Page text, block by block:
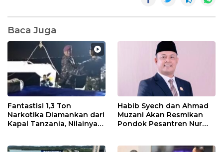
Baca Juga
Fantastis! 1,3 Ton
Narkotika Diamankan dari
Kapal Tanzania, Nilainya
Habib Syech dan Ahmad
Muzani Akan Resmikan
Pondok Pesantren Nur